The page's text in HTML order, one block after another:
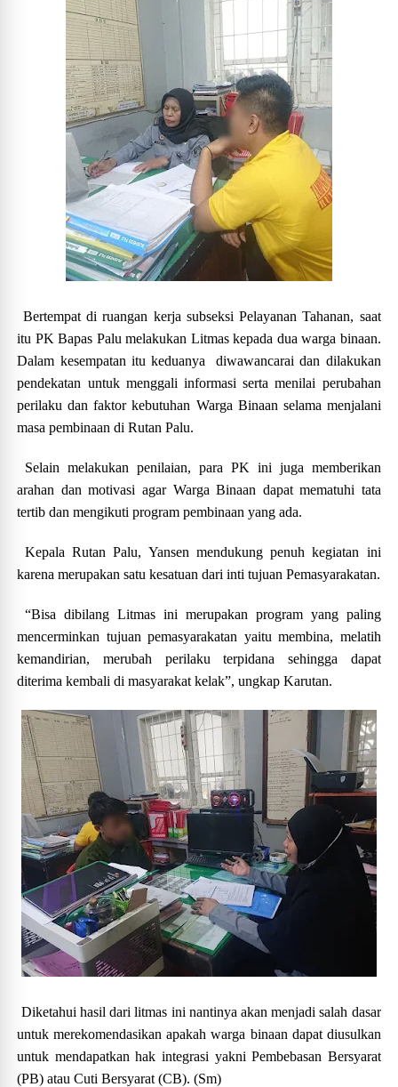
Bertempat di ruangan kerja subseksi Pelayanan Tahanan, saat
itu PK Bapas Palu melakukan Litmas kepada dua warga binaan.
Dalam kesempatan itu keduanya
diwawancarai dan dilakukan
pendekatan untuk menggali informasi serta menilai perubahan
perilaku dan faktor kebutuhan Warga Binaan selama menjalani
masa pembinaan di Rutan Palu.
Selain melakukan penilaian, para PK ini juga memberikan
arahan dan motivasi agar Warga Binaan dapat mematuhi tata
tertib dan mengikuti program pembinaan yang ada.
Kepala Rutan Palu, Yansen mendukung penuh kegiatan ini
karena merupakan satu kesatuan dari inti tujuan Pemasyarakatan.
“Bisa dibilang Litmas ini merupakan program yang paling
mencerminkan tujuan pemasyarakatan yaitu membina, melatih
kemandirian, merubah perilaku terpidana sehingga dapat
diterima kembali di masyarakat kelak”, ungkap Karutan.
Diketahui hasil dari litmas ini nantinya akan menjadi salah dasar
untuk merekomendasikan apakah warga binaan dapat diusulkan
untuk mendapatkan hak integrasi yakni Pembebasan Bersyarat
(PB) atau Cuti Bersyarat (CB). (Sm)